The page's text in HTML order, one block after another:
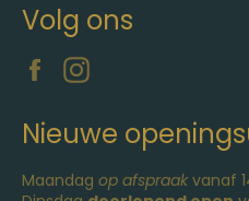
Volg ons
Facebook
Nieuwe
Maandag op afspraak vanaf